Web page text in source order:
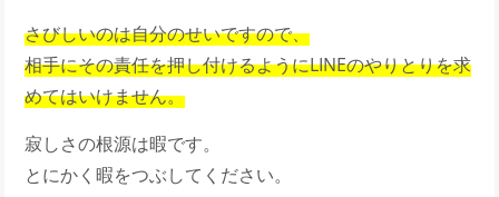
さびしいのは自分のせいですので、
相手にその責任を押し付けるようにLINEのやりとりを求
めてはいけません。
寂しさの根源は暇です。
とにかく暇をつぶしてください。